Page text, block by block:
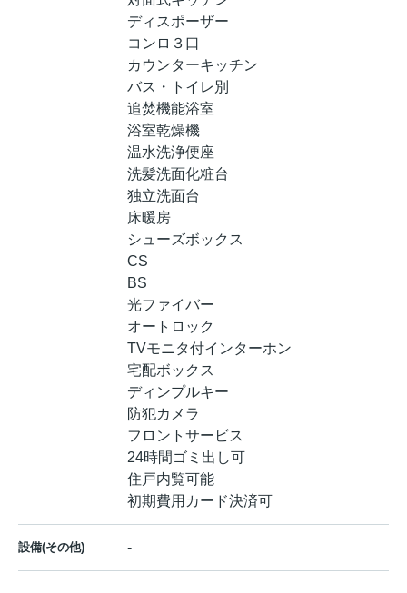
ディスポーザー
コンロ３口
カウンターキッチン
バス・トイレ別
追焚機能浴室
浴室乾燥機
温水洗浄便座
洗髪洗面化粧台
独立洗面台
床暖房
シューズボックス
CS
BS
光ファイバー
オートロック
TVモニタ付インターホン
宅配ボックス
ディンプルキー
防犯カメラ
フロントサービス
24時間ゴミ出し可
住戸内覧可能
初期費用カード決済可
設備(その他) -